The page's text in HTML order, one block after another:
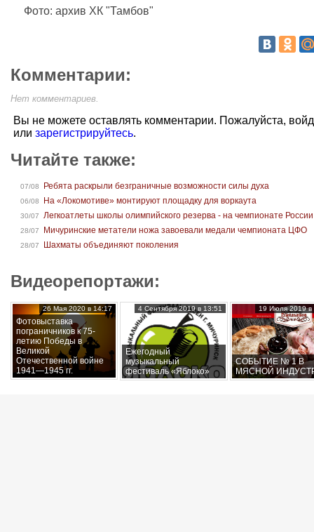
Фото: архив ХК "Тамбов"
Комментарии:
Нет комментариев.
Вы не можете оставлять комментарии. Пожалуйста,
или зарегистрируйтесь.
Читайте также:
07/08 Ребята раскрыли безграничные возможности силы духа
06/08 На «Локомотиве» монтируют площадку для воркаута
30/07 Легкоатлеты школы олимпийского резерва - на чемпионате России
28/07 Мичуринские метатели ножа завоевали медали чемпионата ЦФО
28/07 Шахматы объединяют поколения
Видеорепортажи:
Фотовыставка
пограничников к 75-
летию Победы в
Великой
Отечественной войне
1941—1945 гг.
26 Мая 2020 в 14:17
Ежегодный
музыкальный
фестиваль «Яблоко»
4 Сентября 2019 в 13:51
СОБЫТИЕ № 1 В
МЯСНОЙ
19 Июля 2019 в